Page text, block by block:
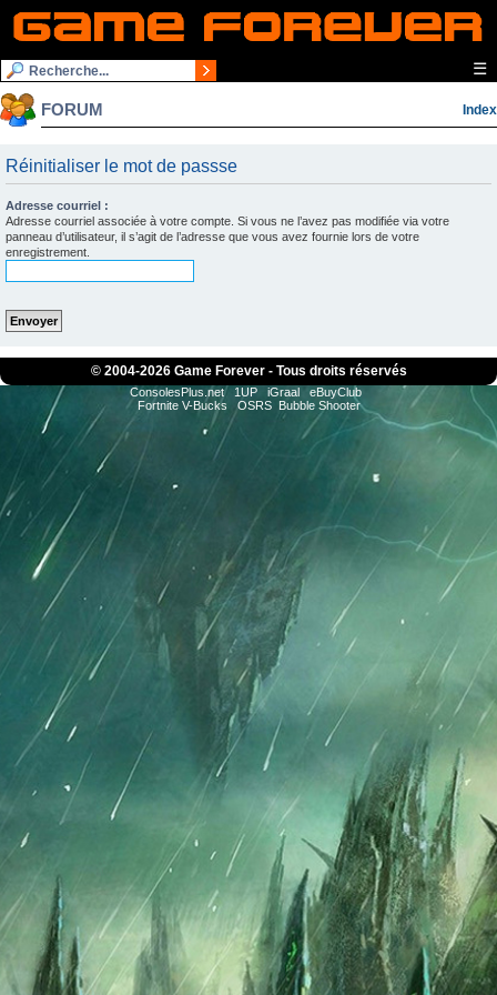
☰
FORUM Index
Réinitialiser le mot de passse
Adresse courriel :
Adresse courriel associée à votre compte. Si vous ne l’avez pas modifiée via votre
panneau d’utilisateur, il s’agit de l’adresse que vous avez fournie lors de votre
enregistrement.
© 2004-2026 Game Forever - Tous droits réservés
ConsolesPlus.net 1UP iGraal
eBuyClub
Fortnite V-Bucks
OSRS Bubble Shooter